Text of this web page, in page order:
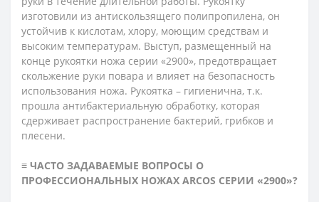
изготовили из антискользящего полипропилена, он
устойчив к кислотам, хлору, моющим средствам и
высоким температурам. Выступ, размещенный на
конце рукоятки ножа серии «2900», предотвращает
скольжение руки повара и влияет на безопасность
использования ножа. Рукоятка – гигиенична, т.к.
прошла антибактериальную обработку, которая
сдерживает распространение бактерий, грибков и
плесени.
≡ ЧАСТО ЗАДАВАЕМЫЕ ВОПРОСЫ О
ПРОФЕССИОНАЛЬНЫХ НОЖАХ ARCOS СЕРИИ «2900»?